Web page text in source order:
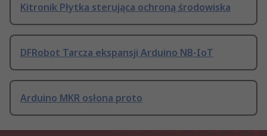
Kitronik Płytka sterująca ochroną środowiska
DFRobot Tarcza ekspansji Arduino NB-IoT
Arduino MKR osłona proto